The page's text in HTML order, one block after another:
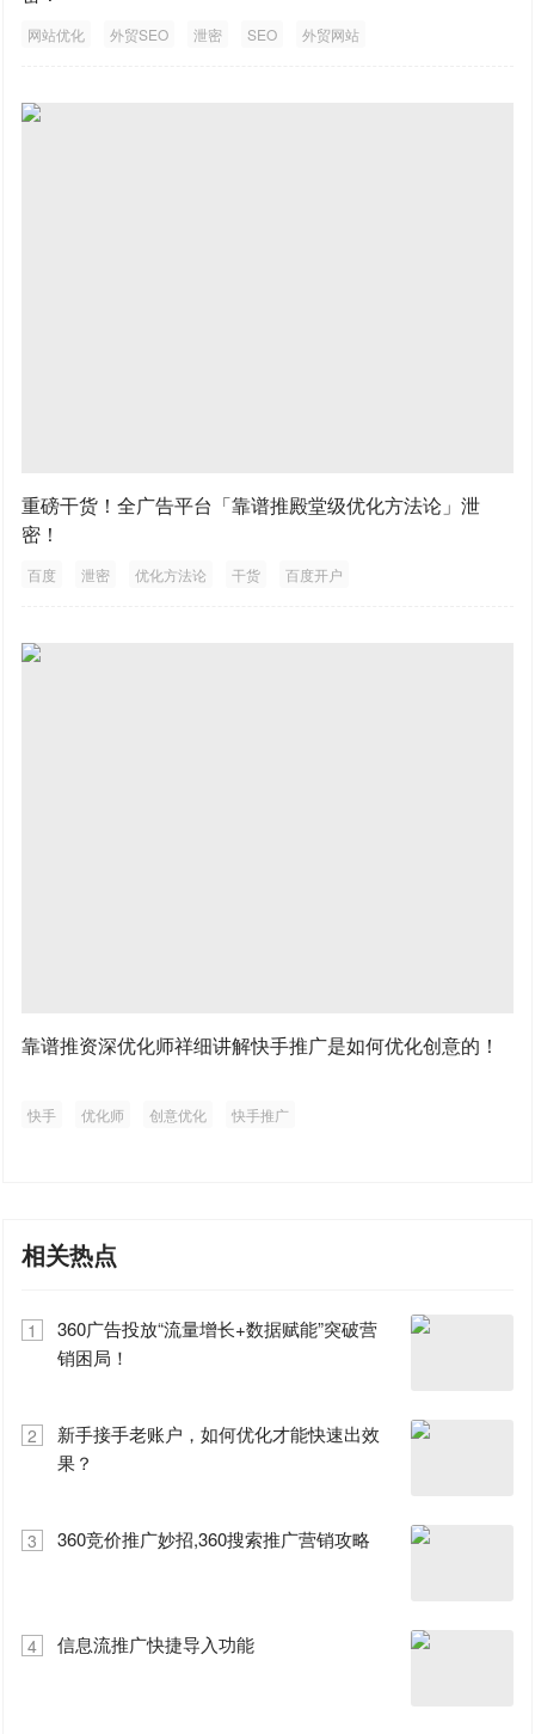
网站优化 外贸SEO 泄密 SEO 外贸网站
重磅干货！全广告平台「靠谱推殿堂级优化方法论」泄
密！
百度 泄密 优化方法论 干货 百度开户
靠谱推资深优化师祥细讲解快手推广是如何优化创意的！
快手 优化师 创意优化 快手推广
相关热点
1
360广告投放“流量增长+数据赋能”突破营
销困局！
2
新手接手老账户，如何优化才能快速出效
果？
3 360竞价推广妙招,360搜索推广营销攻略
4 信息流推广快捷导入功能